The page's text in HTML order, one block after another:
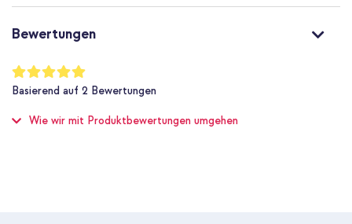
Nein
745883908226
Bewertungen
Bewertung:
100
%
of
Basierend auf 2 Bewertungen
Wie wir mit Produktbewertungen umgehen